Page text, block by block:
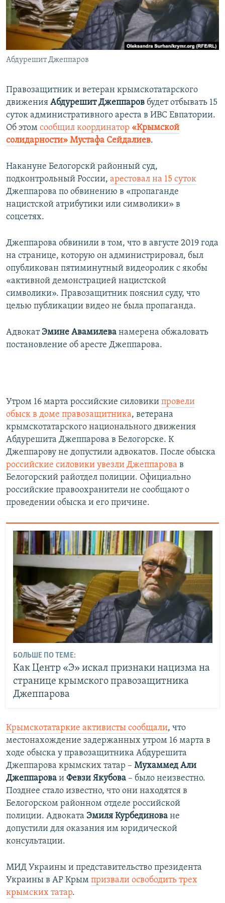
ПОБЕДИТЕЛЕЙ НЕ СУДЯТ?
КРЫМ.НЕПОКОРЕННЫЙ
УКРАИНСКАЯ ПРОБЛЕМА КРЫМА
ПРИСОЕДИНЯЙТЕСЬ!
Абдурешит Джеппаров
Правозащитник и ветеран крымскотатарского
движения Абдурешит Джеппаров будет отбывать 15
суток административного ареста в ИВС Евпатории.
Об этом сообщил координатор «Крымской
солидарности» Мустафа Сейдалиев.
Накануне Белогорскй районный суд,
подконтрольный России, арестовал на 15 суток
Джеппарова по обвинению в «пропаганде
нацистской атрибутики или символики» в
соцсетях.
Джеппарова обвинили в том, что в августе 2019 года
на странице, которую он администрировал, был
опубликован пятиминутный видеоролик с якобы
«активной демонстрацией нацистской
символики». Правозащитник пояснил суду, что
целью публикации видео не была пропаганда.
Адвокат Эмине Авамилева намерена обжаловать
постановление об аресте Джеппарова.
Утром 16 марта российские силовики провели
обыск в доме правозащитника, ветерана
крымскотатарского национального движения
Абдурешита Джеппарова в Белогорске. К
Джеппарову не допустили адвокатов. После обыска
российские силовики увезли Джеппарова в
Белогорский райотдел полиции. Официально
российские правоохранители не сообщают о
проведении обыска и его причине.
БОЛЬШЕ ПО ТЕМЕ:
Как Центр «Э» искал признаки нацизма на
странице крымского правозащитника
Джеппарова
Крымскотатаркие активисты сообщали, что
местонахождение задержанных утром 16 марта в
ходе обыска у правозащитника Абдурешита
Джеппарова крымских татар – Мухаммед Али
Джеппарова и Февзи Якубова – было неизвестно.
Позднее стало известно, что они находятся в
Белогорском районном отделе российской
полиции. Адвоката Эмиля Курбединова не
допустили для оказания им юридической
консультации.
МИД Украины и представительство президента
Украины в АР Крым призвали освободить трех
крымских татар.